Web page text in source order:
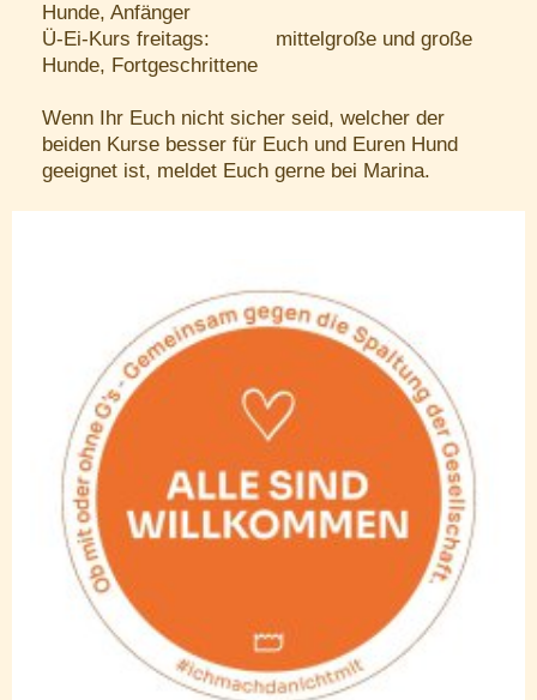
Hunde, Anfänger
Ü-Ei-Kurs freitags: mittelgroße und große
Hunde, Fortgeschrittene
Wenn Ihr Euch nicht sicher seid, welcher der
beiden Kurse besser für Euch und Euren Hund
geeignet ist, meldet Euch gerne bei Marina.